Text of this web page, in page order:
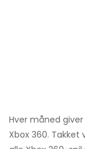
Hver måned
Xbox 360.